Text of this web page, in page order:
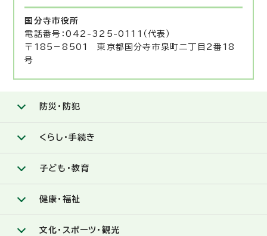
国分寺市役所
電話番号：042-325-0111（代表）
〒185－8501 東京都国分寺市泉町二丁目2番18
号
防災・防犯
くらし・手続き
子ども・教育
健康・福祉
文化・スポーツ・観光